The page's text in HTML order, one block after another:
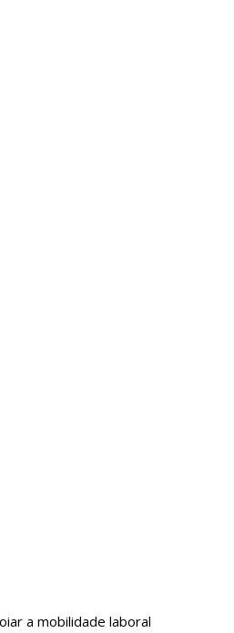
a mobilidade laboral